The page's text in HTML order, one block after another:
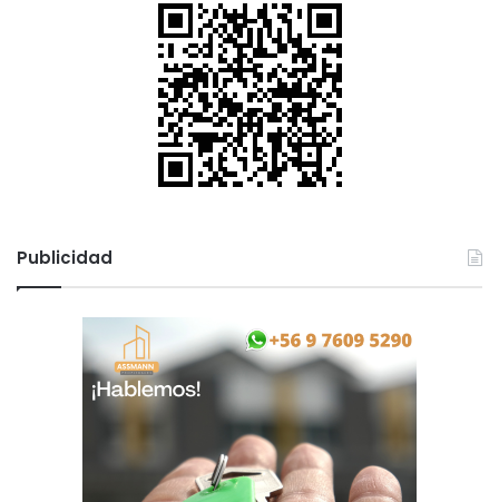
Publicidad